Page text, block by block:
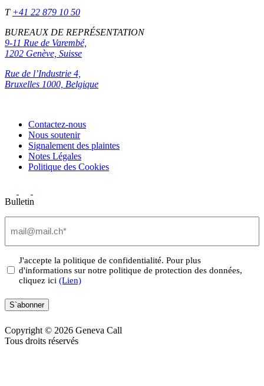
T +41 22 879 10 50
BUREAUX DE REPRÉSENTATION
9-11 Rue de Varembé,
1202 Genève, Suisse
Rue de l’Industrie 4,
Bruxelles 1000, Belgique
Contactez-nous
Nous soutenir
Signalement des plaintes
Notes Légales
Politique des Cookies
Bulletin
(Nécessaire)
Privacy
(Nécessaire)
J'accepte la politique de confidentialité. Pour plus
d'informations sur notre politique de protection des données,
cliquez ici (Lien)
S`abonner
Copyright © 2026 Geneva Call
Tous droits réservés